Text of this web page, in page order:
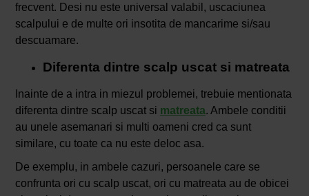
frecvent. Desi nu este universal valabil, uscaciunea
scalpului e de multe ori insotita de mancarime si/sau
descuamare.
Diferenta dintre scalp uscat si matreata
Inainte de a intra in miezul problemei, trebuie mentionata
diferenta dintre scalp uscat si matreata. Ambele conditii
au unele asemanari si multi oameni cred ca sunt
similare, cu toate ca nu este deloc asa.
De exemplu, in ambele cazuri, persoanele care se
confrunta ori cu scalp uscat, ori cu matreata au de obicei